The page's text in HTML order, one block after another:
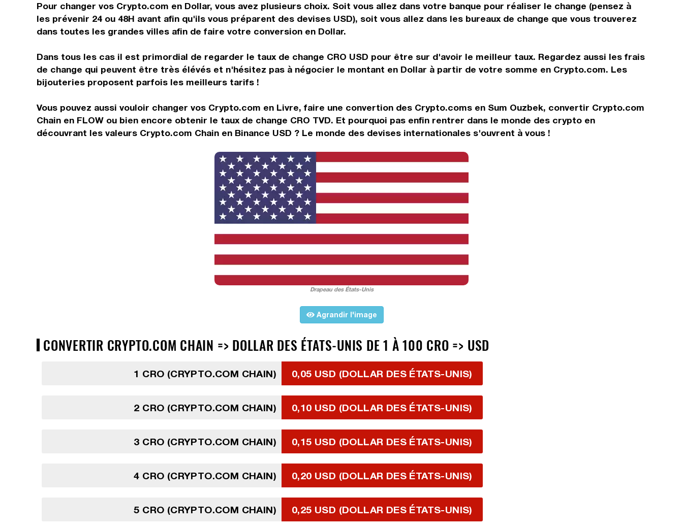
Pour changer vos Crypto.com en Dollar, vous avez plusieurs choix. Soit vous allez dans votre banque pour réaliser le change (pensez à
les prévenir 24 ou 48H avant afin qu'ils vous préparent des devises USD), soit vous allez dans les bureaux de change que vous trouverez
dans toutes les grandes villes afin de faire votre conversion en Dollar.
Dans tous les cas il est primordial de regarder le taux de change CRO USD pour être sur d'avoir le meilleur taux. Regardez aussi les frais
de change qui peuvent être très élévés et n'hésitez pas à négocier le montant en Dollar à partir de votre somme en Crypto.com. Les
bijouteries proposent parfois les meilleurs tarifs !
Vous pouvez aussi vouloir changer vos Crypto.com en Livre, faire une convertion des Crypto.coms en Sum Ouzbek, convertir Crypto.com
Chain en FLOW ou bien encore obtenir le taux de change CRO TVD. Et pourquoi pas enfin rentrer dans le monde des crypto en
découvrant les valeurs Crypto.com Chain en Binance USD ? Le monde des devises internationales s'ouvrent à vous !
Drapeau des États-Unis
Agrandir l'image
CONVERTIR CRYPTO.COM CHAIN => DOLLAR DES ÉTATS-UNIS DE 1 À 100 CRO => USD
1 CRO (CRYPTO.COM CHAIN) 0,05 USD (DOLLAR DES ÉTATS-UNIS)
2 CRO (CRYPTO.COM CHAIN) 0,10 USD (DOLLAR DES ÉTATS-UNIS)
3 CRO (CRYPTO.COM CHAIN) 0,15 USD (DOLLAR DES ÉTATS-UNIS)
4 CRO (CRYPTO.COM CHAIN) 0,20 USD (DOLLAR DES ÉTATS-UNIS)
5 CRO (CRYPTO.COM CHAIN) 0,25 USD (DOLLAR DES ÉTATS-UNIS)